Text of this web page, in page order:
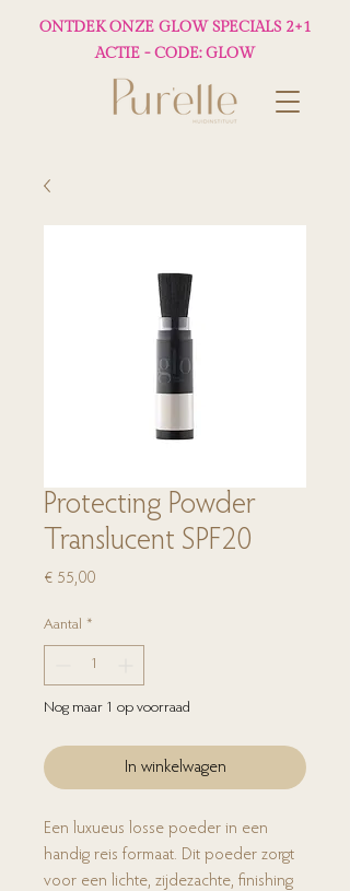
ONTDEK ONZE GLOW SPECIALS 2+1
ACTIE - CODE: GLOW
Protecting Powder
Translucent SPF20
€ 55,00Prijs
Aantal *
Nog maar 1 op voorraad
In winkelwagen
Een luxueus losse poeder in een
handig reis formaat. Dit poeder zorgt
voor een lichte, zijdezachte, finishing